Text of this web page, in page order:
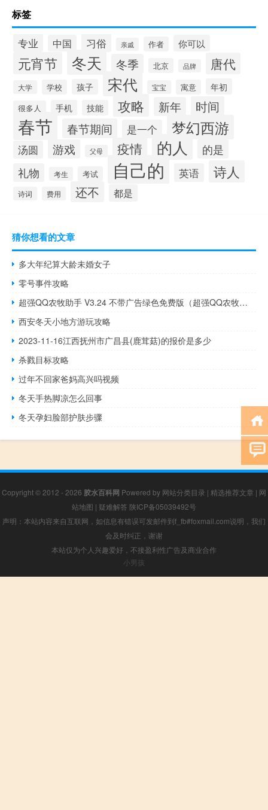
标签
专业 中国 习俗 亲戚 作者 你可以
元宵节 冬天 冬季 北京 品牌 唐代
大学 学校 孩子 宋代 宝宝 寓意 年初
很多人 手机 技能 攻略 新年 时间
春节 春节期间 是一个 梦幻西游
汤圆 游戏 父母 疫情 的人 的是
礼物 考生 考试 自己的 英语 诗人
诗词 费用 还不 都是
猜你想看的文章
多大年纪算大龄未婚女子
零号事件攻略
超强QQ农牧助手 V3.24 不带广告绿色免费版（超强QQ农牧助手 V3.24 不带广告绿色免费版功能简介）
西安冬天小地方游玩攻略
2023-11-16江西抚州市广昌县(鹿茸菇)的报价是多少
杀戮目标攻略
过年不回家爸妈高兴吗视频
冬天手热脚凉怎么回事
冬天孕妇脸部护肤步骤
Copyright © 2012 - 2026 胶水百科网 Powered by 网站分类目录 | 精选推荐文章 | 网
站地图 | 疑难解答 陕ICP备05039492号
声明：本站内容来自互联网，如信息有错误可发邮件到f_fb#foxmail.com说明，我们
会及时纠正，谢谢
本站仅为个人兴趣爱好，不接盈利性广告及商业合作
小男孩